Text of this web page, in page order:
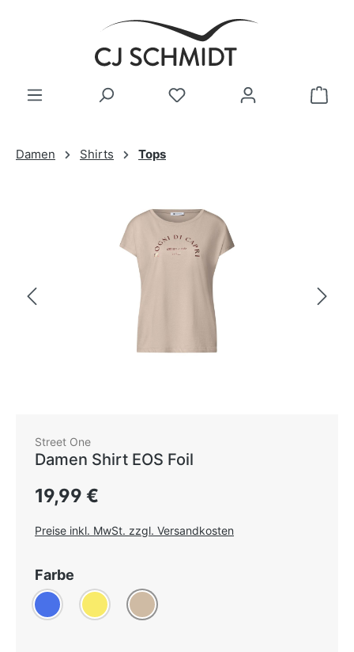
Zum Hauptinhalt springen
Damen Shirts Tops
Street One
Damen Shirt EOS Foil
Regulärer Preis:
19,99 €
Preise inkl. MwSt. zzgl. Versandkosten
Farbe
Blau
(Diese Option ist zurzeit nicht verfügbar.)
Gelb Taupe